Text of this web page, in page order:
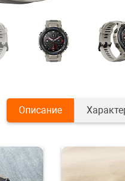
Описание